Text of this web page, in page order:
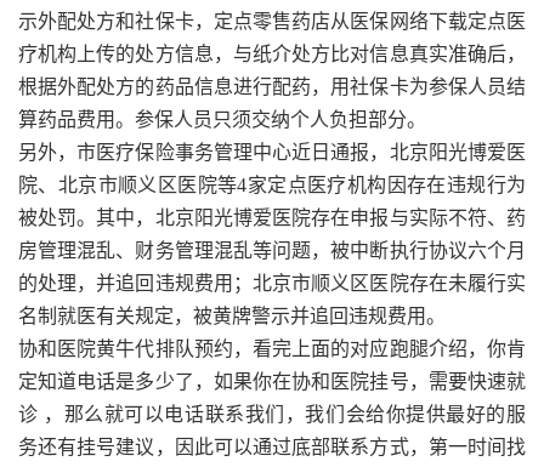
示外配处方和社保卡，定点零售药店从医保网络下载定点医
疗机构上传的处方信息，与纸介处方比对信息真实准确后，
根据外配处方的药品信息进行配药，用社保卡为参保人员结
算药品费用。参保人员只须交纳个人负担部分。
另外，市医疗保险事务管理中心近日通报，北京阳光博爱医
院、北京市顺义区医院等4家定点医疗机构因存在违规行为
被处罚。其中，北京阳光博爱医院存在申报与实际不符、药
房管理混乱、财务管理混乱等问题，被中断执行协议六个月
的处理，并追回违规费用；北京市顺义区医院存在未履行实
名制就医有关规定，被黄牌警示并追回违规费用。
协和医院黄牛代排队预约，看完上面的对应跑腿介绍，你肯
定知道电话是多少了，如果你在协和医院挂号，需要快速就
诊 ，那么就可以电话联系我们，我们会给你提供最好的服
务还有挂号建议，因此可以通过底部联系方式，第一时间找